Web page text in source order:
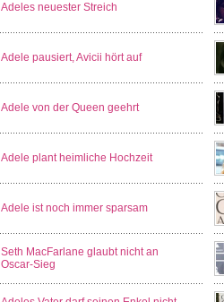
Adeles neuester Streich
Adele pausiert, Avicii hört auf
Adele von der Queen geehrt
Adele plant heimliche Hochzeit
Adele ist noch immer sparsam
Seth MacFarlane glaubt nicht an
Oscar-Sieg